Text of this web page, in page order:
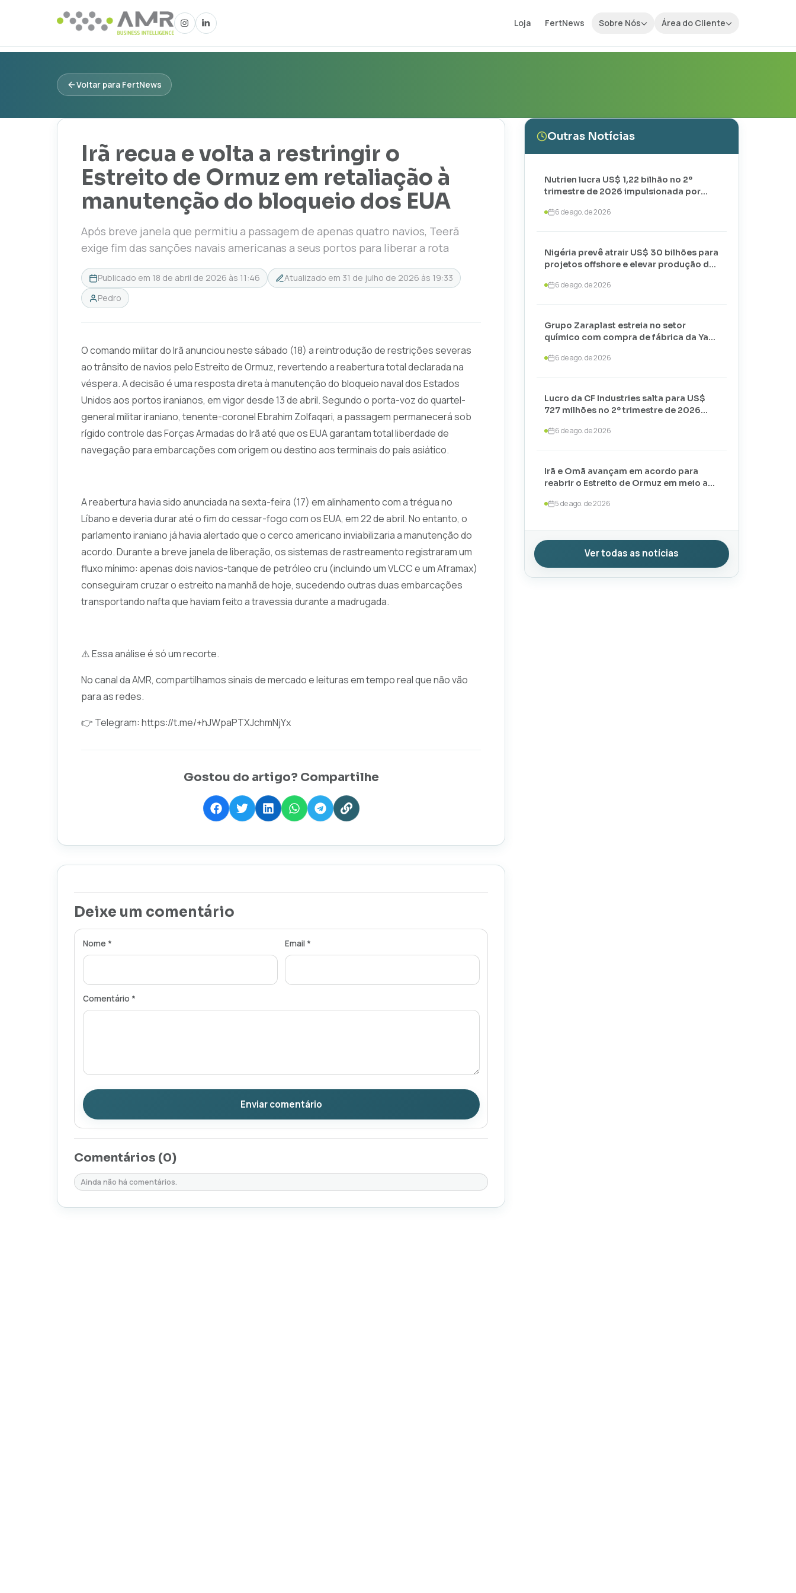
Loja FertNews Sobre Nós Área do Cliente
Voltar para FertNews
Irã recua e volta a restringir o
Estreito de Ormuz em retaliação à
manutenção do bloqueio dos EUA
Após breve janela que permitiu a passagem de apenas quatro navios, Teerã
exige fim das sanções navais americanas a seus portos para liberar a rota
Publicado em 18 de abril de 2026 às 11:46 Atualizado em 31 de julho de 2026 às 19:33
Pedro
O comando militar do Irã anunciou neste sábado (18) a reintrodução de restrições severas
ao trânsito de navios pelo Estreito de Ormuz, revertendo a reabertura total declarada na
véspera. A decisão é uma resposta direta à manutenção do bloqueio naval dos Estados
Unidos aos portos iranianos, em vigor desde 13 de abril. Segundo o porta-voz do quartel-
general militar iraniano, tenente-coronel Ebrahim Zolfaqari, a passagem permanecerá sob
rígido controle das Forças Armadas do Irã até que os EUA garantam total liberdade de
navegação para embarcações com origem ou destino aos terminais do país asiático.
A reabertura havia sido anunciada na sexta-feira (17) em alinhamento com a trégua no
Líbano e deveria durar até o fim do cessar-fogo com os EUA, em 22 de abril. No entanto, o
parlamento iraniano já havia alertado que o cerco americano inviabilizaria a manutenção do
acordo. Durante a breve janela de liberação, os sistemas de rastreamento registraram um
fluxo mínimo: apenas dois navios-tanque de petróleo cru (incluindo um VLCC e um Aframax)
conseguiram cruzar o estreito na manhã de hoje, sucedendo outras duas embarcações
transportando nafta que haviam feito a travessia durante a madrugada.
⚠️ Essa análise é só um recorte.
No canal da AMR, compartilhamos sinais de mercado e leituras em tempo real que não vão
para as redes.
👉 Telegram: https://t.me/+hJWpaPTXJchmNjYx
Gostou do artigo? Compartilhe
Deixe um comentário
Nome * Email *
Comentário *
Enviar comentário
Comentários (0)
Ainda não há comentários.
Outras Notícias
Nutrien lucra US$ 1,22 bilhão no 2º
trimestre de 2026 impulsionada por
6 de ago. de 2026
Nigéria prevê atrair US$ 30 bilhões para
projetos offshore e elevar produção de
6 de ago. de 2026
Grupo Zaraplast estreia no setor
químico com compra de fábrica da Yara
6 de ago. de 2026
Lucro da CF Industries salta para US$
727 milhões no 2º trimestre de 2026
6 de ago. de 2026
Irã e Omã avançam em acordo para
reabrir o Estreito de Ormuz em meio a
5 de ago. de 2026
Ver todas as notícias